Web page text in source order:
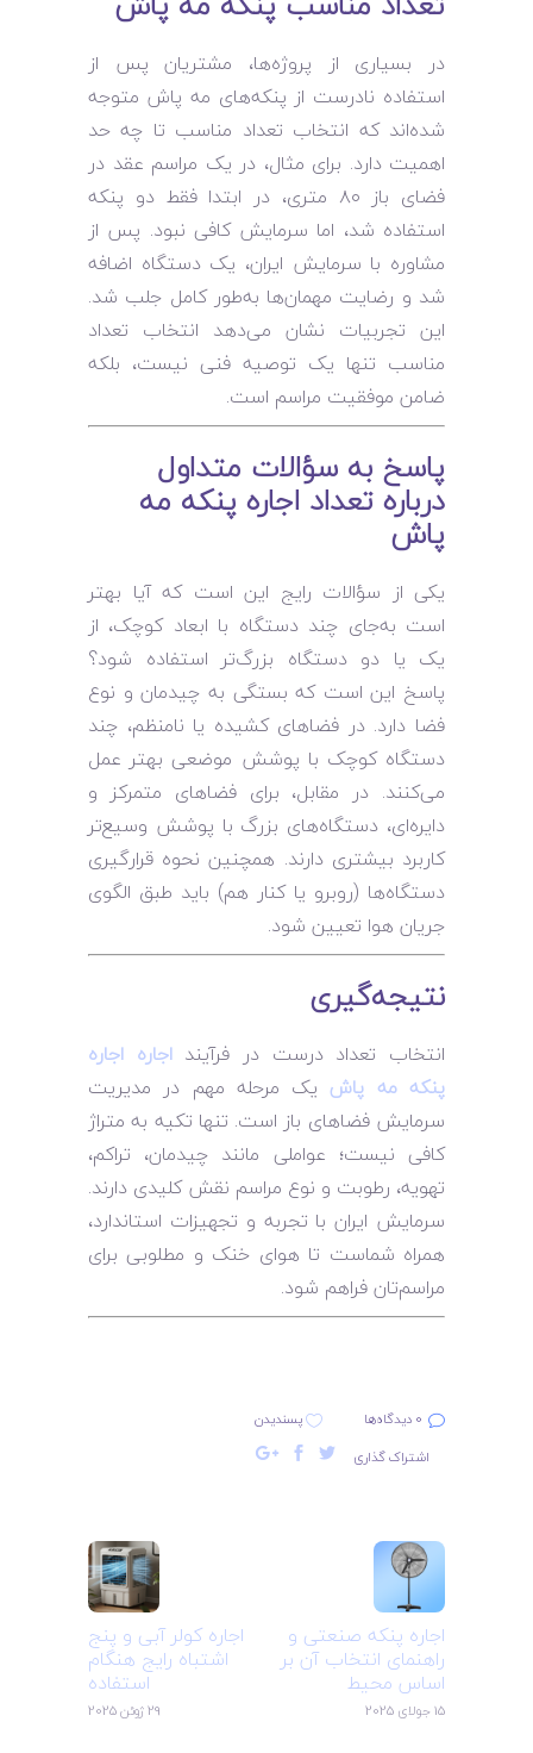
در بسیاری از پروژه‌ها، مشتریان پس از
استفاده نادرست از پنکه‌های مه پاش متوجه
شده‌اند که انتخاب تعداد مناسب تا چه حد
اهمیت دارد. برای مثال، در یک مراسم عقد در
فضای باز ۸۰ متری، در ابتدا فقط دو پنکه
استفاده شد، اما سرمایش کافی نبود. پس از
مشاوره با سرمایش ایران، یک دستگاه اضافه
شد و رضایت مهمان‌ها به‌طور کامل جلب شد.
این تجربیات نشان می‌دهد انتخاب تعداد
مناسب تنها یک توصیه فنی نیست، بلکه
ضامن موفقیت مراسم است.
پاسخ به سؤالات متداول
درباره تعداد اجاره پنکه مه
پاش
یکی از سؤالات رایج این است که آیا بهتر
است به‌جای چند دستگاه با ابعاد کوچک، از
یک یا دو دستگاه بزرگ‌تر استفاده شود؟
پاسخ این است که بستگی به چیدمان و نوع
فضا دارد. در فضاهای کشیده یا نامنظم، چند
دستگاه کوچک با پوشش موضعی بهتر عمل
می‌کنند. در مقابل، برای فضاهای متمرکز و
دایره‌ای، دستگاه‌های بزرگ با پوشش وسیع‌تر
کاربرد بیشتری دارند. همچنین نحوه قرارگیری
دستگاه‌ها (روبرو یا کنار هم) باید طبق الگوی
جریان هوا تعیین شود.
نتیجه‌گیری
انتخاب تعداد درست در فرآینداجاره اجاره
پنکه مه پاشیک مرحله مهم در مدیریت
سرمایش فضاهای باز است. تنها تکیه به متراژ
کافی نیست؛ عواملی مانند چیدمان، تراکم،
تهویه، رطوبت و نوع مراسم نقش کلیدی دارند.
سرمایش ایران با تجربه و تجهیزات استاندارد،
همراه شماست تا هوای خنک و مطلوبی برای
مراسم‌تان فراهم شود.
0 دیدگاه‌ها
پسندیدن
اشتراک گذاری
اجاره کولر آبی و پنج
اشتباه رایج هنگام
استفاده
29 ژوئن 2025
اجاره پنکه صنعتی و
راهنمای انتخاب آن بر
اساس محیط
15 جولای 2025